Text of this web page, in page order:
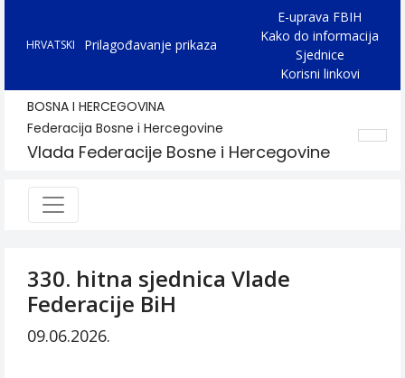
HRVATSKI Prilagođavanje prikaza
E-uprava FBIH
Kako do informacija
Sjednice
Korisni linkovi
BOSNA I HERCEGOVINA
Federacija Bosne i Hercegovine
Vlada Federacije Bosne i Hercegovine
330. hitna sjednica Vlade
Federacije BiH
09.06.2026.